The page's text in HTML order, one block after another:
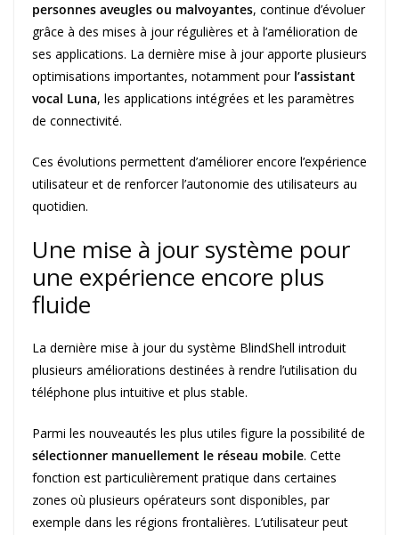
personnes aveugles ou malvoyantes, continue d’évoluer
grâce à des mises à jour régulières et à l’amélioration de
ses applications. La dernière mise à jour apporte plusieurs
optimisations importantes, notamment pour l’assistant
vocal Luna, les applications intégrées et les paramètres
de connectivité.
Ces évolutions permettent d’améliorer encore l’expérience
utilisateur et de renforcer l’autonomie des utilisateurs au
quotidien.
Une mise à jour système pour
une expérience encore plus
fluide
La dernière mise à jour du système BlindShell introduit
plusieurs améliorations destinées à rendre l’utilisation du
téléphone plus intuitive et plus stable.
Parmi les nouveautés les plus utiles figure la possibilité de
sélectionner manuellement le réseau mobile. Cette
fonction est particulièrement pratique dans certaines
zones où plusieurs opérateurs sont disponibles, par
exemple dans les régions frontalières. L’utilisateur peut